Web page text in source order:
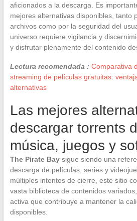
aficionados a la descarga. Es
mejores alternativas disponibles, tanto
archivos como por la seguridad del
universo requiere vigilancia y
y disfrutar plenamente del contenido
Lectura recomendada : Comparativa
streaming de películas gratuitas:
alternativas
Las mejores
descargar torrents
música, juegos y
The Pirate Baysigue siendo una
descarga de películas, series y
múltiples intentos de cierre, este sitio
vasta biblioteca de contenidos
activa que contribuye a mantener la
disponibles.